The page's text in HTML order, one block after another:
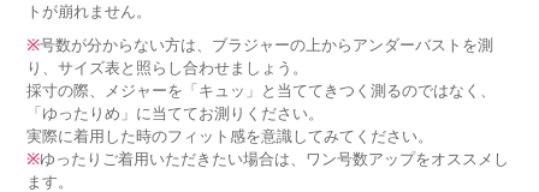
トが崩れません。
※号数が分からない方は、ブラジャーの上からアンダーバストを測
り、サイズ表と照らし合わせましょう。
採寸の際、メジャーを「キュッ」と当ててきつく測るのではなく、
「ゆったりめ」に当ててお測りください。
実際に着用した時のフィット感を意識してみてください。
※ゆったりご着用いただきたい場合は、ワン号数アップをオススメし
ます。